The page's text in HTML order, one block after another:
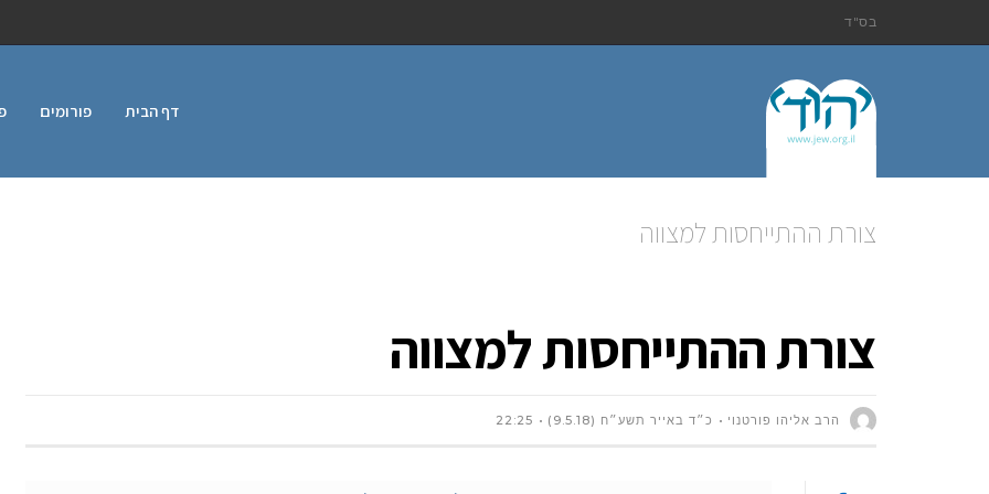
בס"ד
דף הבית פורומים
צורת ההתייחסות למצווה
צורת ההתייחסות למצווה
הרב אליהו פורטנוי כ״ד באייר תשע״ח (9.5.18) 22:25